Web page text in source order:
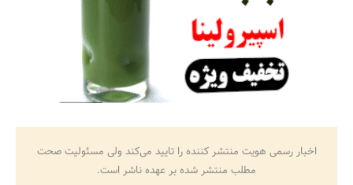
اخبار رسمی هویت منتشر کننده را تایید می‌کند ولی مسئولیت صحت
مطلب منتشر شده بر عهده ناشر است.